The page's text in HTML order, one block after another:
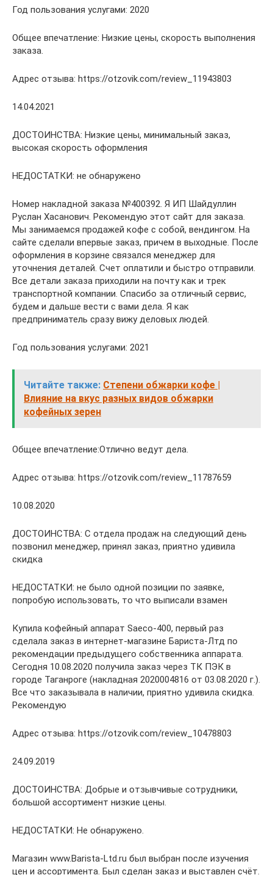
Год пользования услугами: 2020
Общее впечатление: Низкие цены, скорость выполнения
заказа.
Адрес отзыва: https://otzovik.com/review_11943803
14.04.2021
ДОСТОИНСТВА: Низкие цены, минимальный заказ,
высокая скорость оформления
НЕДОСТАТКИ: не обнаружено
Номер накладной заказа №400392. Я ИП Шайдуллин
Руслан Хасанович. Рекомендую этот сайт для заказа.
Мы занимаемся продажей кофе с собой, вендингом. На
сайте сделали впервые заказ, причем в выходные. После
оформления в корзине связался менеджер для
уточнения деталей. Счет оплатили и быстро отправили.
Все детали заказа приходили на почту как и трек
транспортной компании. Спасибо за отличный сервис,
будем и дальше вести с вами дела. Я как
предприниматель сразу вижу деловых людей.
Год пользования услугами: 2021
Читайте также: Степени обжарки кофе |
Влияние на вкус разных видов обжарки
кофейных зерен
Общее впечатление:Отлично ведут дела.
Адрес отзыва: https://otzovik.com/review_11787659
10.08.2020
ДОСТОИНСТВА: С отдела продаж на следующий день
позвонил менеджер, принял заказ, приятно удивила
скидка
НЕДОСТАТКИ: не было одной позиции по заявке,
попробую использовать, то что выписали взамен
Купила кофейный аппарат Saeco-400, первый раз
сделала заказ в интернет-магазине Бариста-Лтд по
рекомендации предыдущего собственника аппарата.
Сегодня 10.08.2020 получила заказ через ТК ПЭК в
городе Таганроге (накладная 2020004816 от 03.08.2020 г.).
Все что заказывала в наличии, приятно удивила скидка.
Рекомендую
Адрес отзыва: https://otzovik.com/review_10478803
24.09.2019
ДОСТОИНСТВА: Добрые и отзывчивые сотрудники,
большой ассортимент низкие цены.
НЕДОСТАТКИ: Не обнаружено.
Магазин www.Barista-Ltd.ru был выбран после изучения
цен и ассортимента. Был сделан заказ и выставлен счёт.